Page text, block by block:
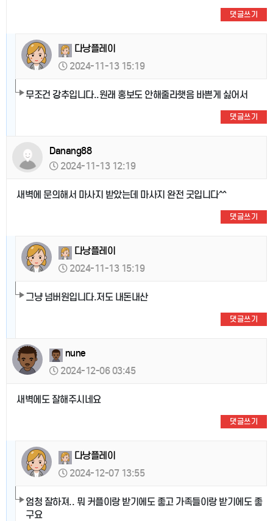
댓글쓰기
다낭플레이
2024-11-13 15:19
무조건 강추입니다..원래 홍보도 안해줄라햇음 바쁜게 싫어서
댓글쓰기
Danang88
2024-11-13 12:19
새벽에 문의해서 마사지 받았는데 마사지 완전 굿입니다^^
댓글쓰기
다낭플레이
2024-11-13 15:19
그냥 넘버원입니다.저도 내돈내산
댓글쓰기
nune
2024-12-06 03:45
새벽에도 잘해주시네요
댓글쓰기
다낭플레이
2024-12-07 13:55
엄청 잘하져.. 뭐 커플이랑 받기에도 좋고 가족들이랑 받기에도 좋
구요